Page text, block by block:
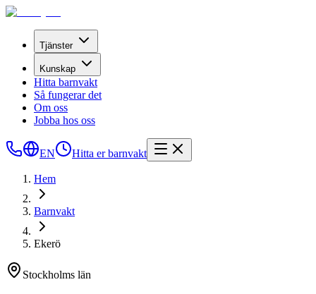
Tjänster
Kunskap
Hitta barnvakt
Så fungerar det
Om oss
Jobba hos oss
EN Hitta er barnvakt
Hem
Barnvakt
Ekerö
Stockholms län